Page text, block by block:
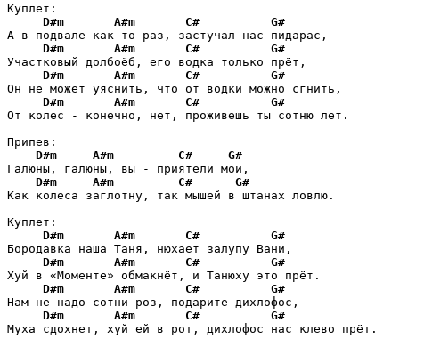
Куплет:
D#m
A#m C#
G#
А в подвале как-то раз, застучал нас пидарас,
D#m
A#m C#
G#
Участковый долбоёб, его водка только прёт,
D#m
A#m C#
G#
Он не может уяснить, что от водки можно сгнить,
D#m
A#m C#
G#
От колес - конечно, нет, проживешь ты сотню лет.
Припев:
D#m
A#m C#
G#
Галюны, галюны, вы - приятели мои,
D#m
A#m C#
G#
Как колеса заглотну, так мышей в штанах ловлю.
Куплет:
D#m
A#m C#
G#
Бородавка наша Таня, нюхает залупу Вани,
D#m
A#m C#
G#
Хуй в «Моменте» обмакнёт, и Танюху это прёт.
D#m
A#m C#
G#
Нам не надо сотни роз, подарите дихлофос,
D#m
A#m C#
G#
Муха сдохнет, хуй ей в рот, дихлофос нас клево прёт.